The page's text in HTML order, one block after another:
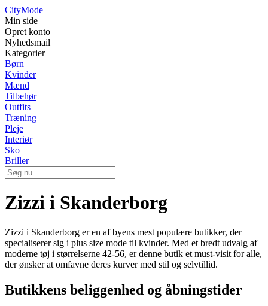
CityMode
Min side
Opret konto
Nyhedsmail
Kategorier
Børn
Kvinder
Mænd
Tilbehør
Outfits
Træning
Pleje
Interiør
Sko
Briller
Zizzi i Skanderborg
Zizzi i Skanderborg er en af byens mest populære butikker, der
specialiserer sig i plus size mode til kvinder. Med et bredt udvalg af
moderne tøj i størrelserne 42-56, er denne butik et must-visit for alle,
der ønsker at omfavne deres kurver med stil og selvtillid.
Butikkens beliggenhed og åbningstider